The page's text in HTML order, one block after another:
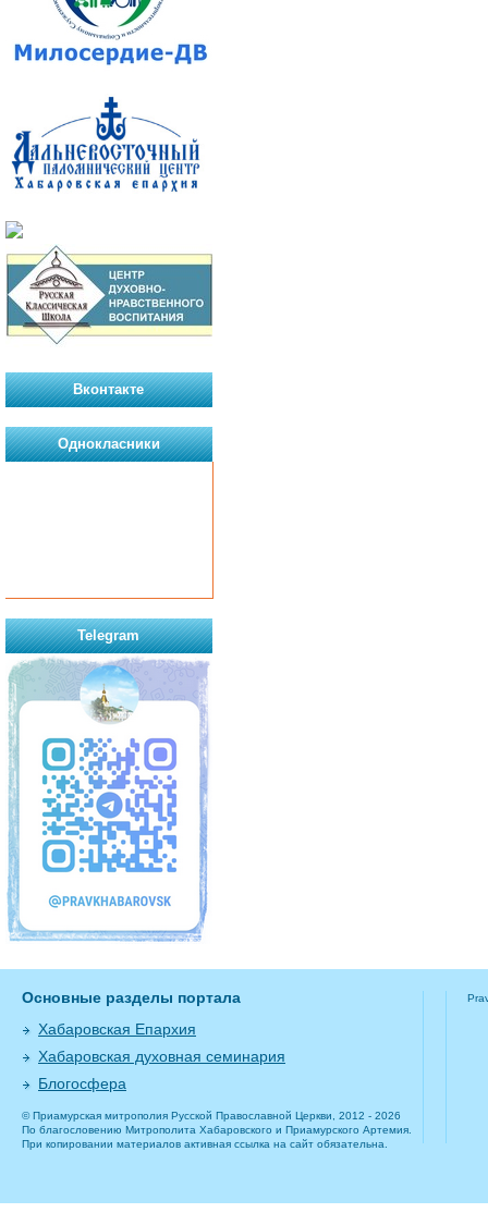
Вконтакте
Однокласники
Telegram
Основные разделы портала
Хабаровская Епархия
Хабаровская духовная семинария
Блогосфера
© Приамурская митрополия Русской Православной Церкви, 2012 - 2026
По благословению Митрополита Хабаровского и Приамурского Артемия.
При копировании материалов активная ссылка на сайт обязательна.